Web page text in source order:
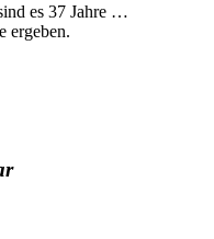
es 37 Jahre …
ergeben.